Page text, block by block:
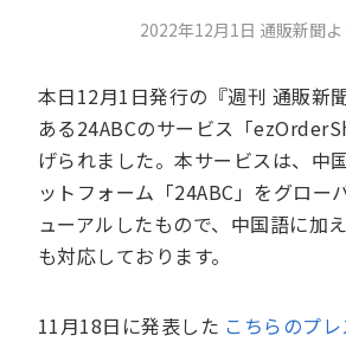
2022年12月1日 通販新聞
本日12月1日発行の『週刊 通販新
ある24ABCのサービス「
げられました。本サービスは、中
ットフォーム「24ABC」をグロー
ューアルしたもので、中国語に加
も対応しております。
11月18日に発表した こちらのプ